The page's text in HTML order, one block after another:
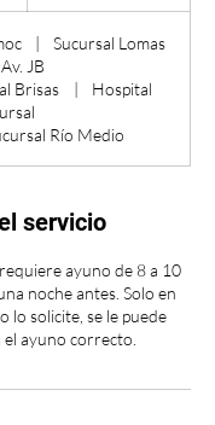
|
Sucursal Lomas
Av. JB
Brisas |
Hospital
Río Medio
servicio
ayuno de 8 a 10
noche antes. Solo en
lo solicite, se le puede
ayuno correcto.